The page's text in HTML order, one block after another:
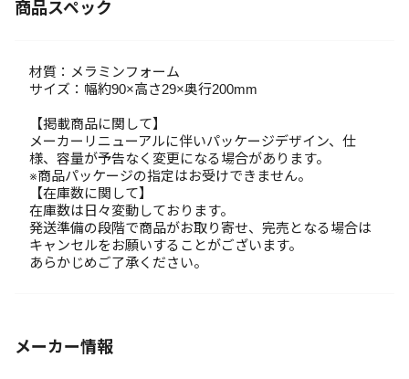
商品スペック
材質：メラミンフォーム
サイズ：幅約90×高さ29×奥行200mm
【掲載商品に関して】
メーカーリニューアルに伴いパッケージデザイン、仕
様、容量が予告なく変更になる場合があります。
※商品パッケージの指定はお受けできません。
【在庫数に関して】
在庫数は日々変動しております。
発送準備の段階で商品がお取り寄せ、完売となる場合は
キャンセルをお願いすることがございます。
あらかじめご了承ください。
メーカー情報